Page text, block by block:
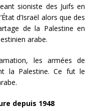
sioniste des Juifs en
d’Israël alors que des
de la Palestine en
arabe.
les armées de
la Palestine. Ce fut le
depuis 1948